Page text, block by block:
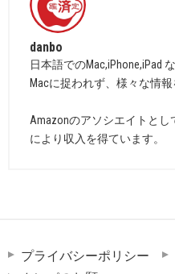
danbo
日本語でのMac,iPhone,iPad
Macに捉われず、様々な情報
Amazonのアソシエイトとし
により収入を得ています。
プライバシーポリシー